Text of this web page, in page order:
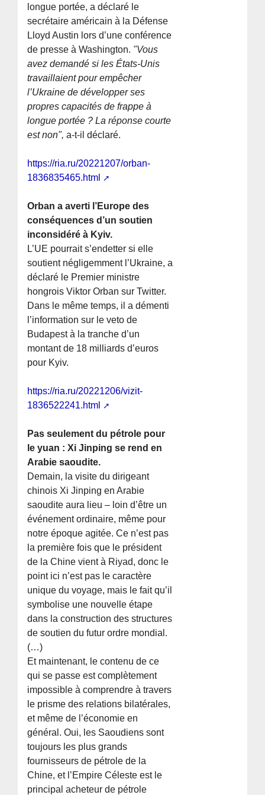
longue portée, a déclaré le
secrétaire américain à la Défense
Lloyd Austin lors d’une conférence
de presse à Washington. "Vous
avez demandé si les États-Unis
travaillaient pour empêcher
l’Ukraine de développer ses
propres capacités de frappe à
longue portée ? La réponse courte
est non", a-t-il déclaré.
https://ria.ru/20221207/orban-
1836835465.html
Orban a averti l’Europe des
conséquences d’un soutien
inconsidéré à Kyiv.
L’UE pourrait s’endetter si elle
soutient négligemment l’Ukraine, a
déclaré le Premier ministre
hongrois Viktor Orban sur Twitter.
Dans le même temps, il a démenti
l’information sur le veto de
Budapest à la tranche d’un
montant de 18 milliards d’euros
pour Kyiv.
https://ria.ru/20221206/vizit-
1836522241.html
Pas seulement du pétrole pour
le yuan : Xi Jinping se rend en
Arabie saoudite.
Demain, la visite du dirigeant
chinois Xi Jinping en Arabie
saoudite aura lieu – loin d’être un
événement ordinaire, même pour
notre époque agitée. Ce n’est pas
la première fois que le président
de la Chine vient à Riyad, donc le
point ici n’est pas le caractère
unique du voyage, mais le fait qu’il
symbolise une nouvelle étape
dans la construction des structures
de soutien du futur ordre mondial.
(…)
Et maintenant, le contenu de ce
qui se passe est complètement
impossible à comprendre à travers
le prisme des relations bilatérales,
et même de l’économie en
général. Oui, les Saoudiens sont
toujours les plus grands
fournisseurs de pétrole de la
Chine, et l’Empire Céleste est le
principal acheteur de pétrole